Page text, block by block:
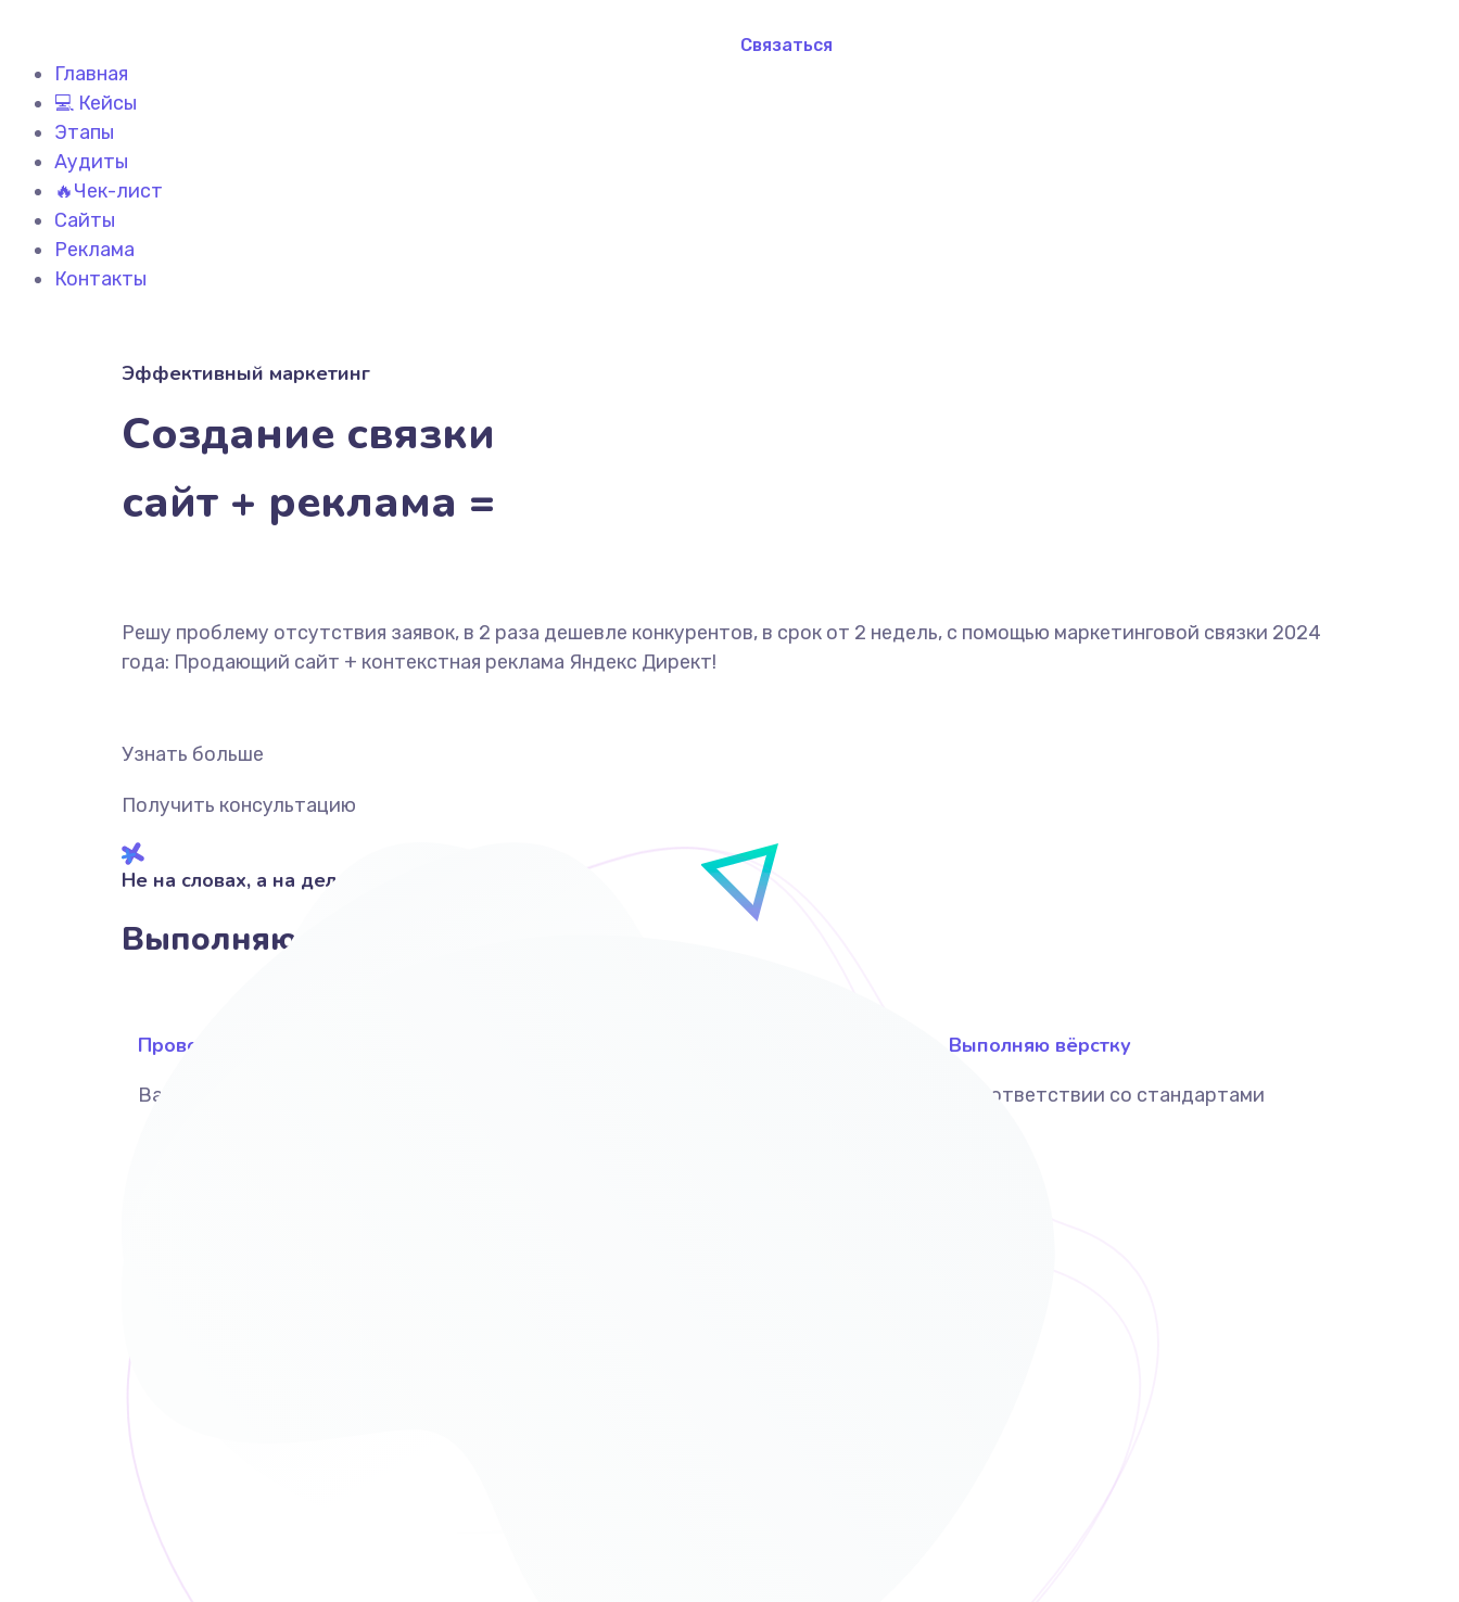
Главная
💻 Кейсы
Этапы
Аудиты
🔥Чек-лист
Сайты
Реклама
Контакты
Связаться
Эффективный маркетинг
Создание связки
сайт + реклама =
Решу проблему отсутствия заявок, в 2 раза дешевле конкурентов, в срок от 2 недель, с помощью маркетинговой связки 2024
года: Продающий сайт + контекстная реклама Яндекс Директ!
Узнать больше
Получить консультацию
Не на словах, а на деле!
Выполняю своими руками:
Провожу исследование
Вашего бизнеса, рынка и конкурентов
Выполняю вёрстку
В соответствии со стандартами